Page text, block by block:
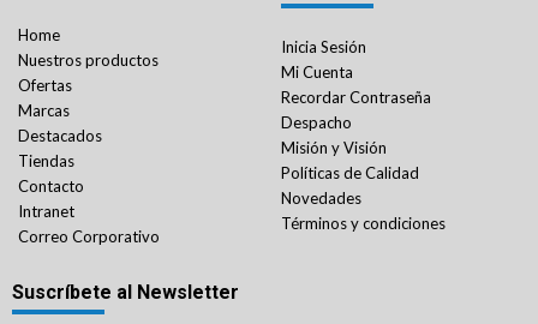
Home
Nuestros productos
Ofertas
Marcas
Destacados
Tiendas
Contacto
Intranet
Correo Corporativo
Inicia Sesión
Mi Cuenta
Recordar Contraseña
Despacho
Misión y Visión
Políticas de Calidad
Novedades
Términos y condiciones
Suscríbete al Newsletter